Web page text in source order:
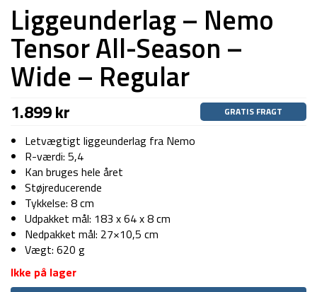
Liggeunderlag – Nemo
Tensor All-Season –
Wide – Regular
1.899kr GRATIS FRAGT
Letvægtigt liggeunderlag fra Nemo
R-værdi: 5,4
Kan bruges hele året
Støjreducerende
Tykkelse: 8 cm
Udpakket mål: 183 x 64 x 8 cm
Nedpakket mål: 27×10,5 cm
Vægt: 620 g
Ikke på lager